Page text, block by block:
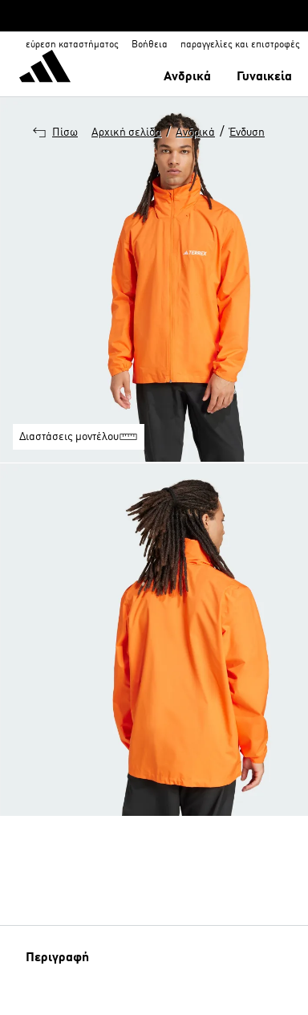
εύρεση καταστήματος Βοήθεια παραγγελίες και επιστροφές
Ανδρικά Γυναικεία
Πίσω Αρχική σελίδα / Ανδρικά / Ένδυση
Διαστάσεις μοντέλου
Περιγραφή